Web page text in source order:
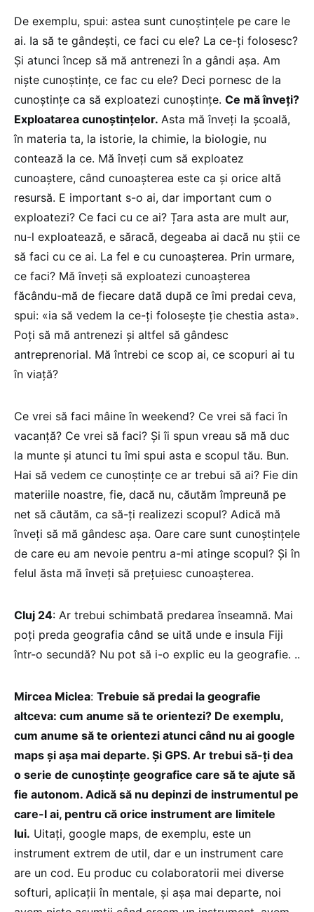
De exemplu, spui: astea sunt cunoștințele pe care le
ai. Ia să te gândești, ce faci cu ele? La ce-ți folosesc?
Și atunci încep să mă antrenezi în a gândi așa. Am
niște cunoștințe, ce fac cu ele? Deci pornesc de la
cunoștințe ca să exploatezi cunoștințe. Ce mă înveți?
Exploatarea cunoștințelor. Asta mă înveți la școală,
în materia ta, la istorie, la chimie, la biologie, nu
contează la ce. Mă înveți cum să exploatez
cunoaștere, când cunoașterea este ca și orice altă
resursă. E important s-o ai, dar important cum o
exploatezi? Ce faci cu ce ai? Țara asta are mult aur,
nu-l exploatează, e săracă, degeaba ai dacă nu știi ce
să faci cu ce ai. La fel e cu cunoașterea. Prin urmare,
ce faci? Mă înveți să exploatezi cunoașterea
făcându-mă de fiecare dată după ce îmi predai ceva,
spui: «ia să vedem la ce-ți folosește ție chestia asta».
Poți să mă antrenezi și altfel să gândesc
antreprenorial. Mă întrebi ce scop ai, ce scopuri ai tu
în viață?
Ce vrei să faci mâine în weekend? Ce vrei să faci în
vacanță? Ce vrei să faci? Și îi spun vreau să mă duc
la munte și atunci tu îmi spui asta e scopul tău. Bun.
Hai să vedem ce cunoștințe ce ar trebui să ai? Fie din
materiile noastre, fie, dacă nu, căutăm împreună pe
net să căutăm, ca să-ți realizezi scopul? Adică mă
înveți să mă gândesc așa. Oare care sunt cunoștințele
de care eu am nevoie pentru a-mi atinge scopul? Și în
felul ăsta mă înveți să prețuiesc cunoașterea.
Cluj 24: Ar trebui schimbată predarea înseamnă. Mai
poți preda geografia când se uită unde e insula Fiji
într-o secundă? Nu pot să i-o explic eu la geografie. ..
Mircea Miclea: Trebuie să predai la geografie
altceva: cum anume să te orientezi? De exemplu,
cum anume să te orientezi atunci când nu ai google
maps și așa mai departe. Și GPS. Ar trebui să-ți dea
o serie de cunoștințe geografice care să te ajute să
fie autonom. Adică să nu depinzi de instrumentul pe
care-l ai, pentru că orice instrument are limitele
lui. Uitați, google maps, de exemplu, este un
instrument extrem de util, dar e un instrument care
are un cod. Eu produc cu colaboratorii mei diverse
softuri, aplicații în mentale, și așa mai departe, noi